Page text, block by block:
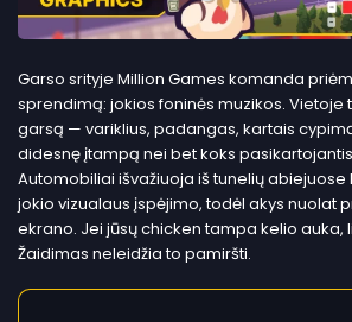
Garso srityje Million Games komanda
sprendimą: jokios foninės muzikos. Vietoje
garsą — variklius, padangas, kartais
didesnę įtampą nei bet koks
Automobiliai išvažiuoja iš tunelių
jokio vizualaus įspėjimo, todėl akys nuolat
ekrano. Jei jūsų chicken tampa kelio auka,
Žaidimas neleidžia to pamiršti.